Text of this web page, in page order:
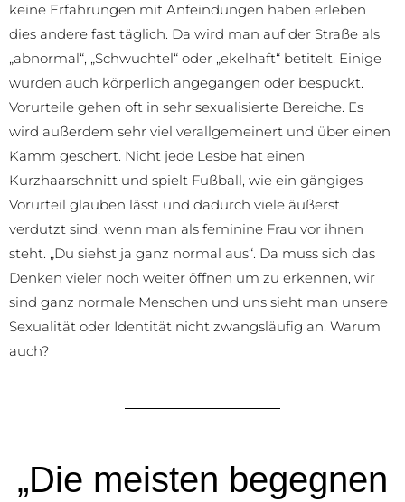
keine Erfahrungen mit Anfeindungen haben erleben
dies andere fast täglich. Da wird man auf der Straße als
„abnormal“, „Schwuchtel“ oder „ekelhaft“ betitelt. Einige
wurden auch körperlich angegangen oder bespuckt.
Vorurteile gehen oft in sehr sexualisierte Bereiche. Es
wird außerdem sehr viel verallgemeinert und über einen
Kamm geschert. Nicht jede Lesbe hat einen
Kurzhaarschnitt und spielt Fußball, wie ein gängiges
Vorurteil glauben lässt und dadurch viele äußerst
verdutzt sind, wenn man als feminine Frau vor ihnen
steht. „Du siehst ja ganz normal aus“. Da muss sich das
Denken vieler noch weiter öffnen um zu erkennen, wir
sind ganz normale Menschen und uns sieht man unsere
Sexualität oder Identität nicht zwangsläufig an. Warum
auch?
„Die meisten begegnen